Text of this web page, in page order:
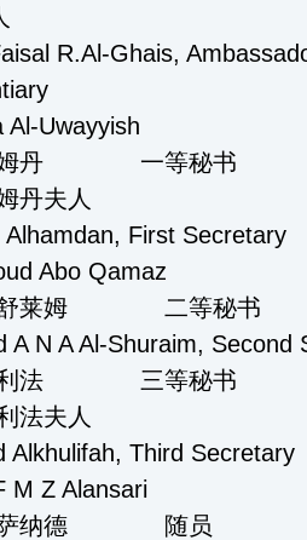
尔夫
Ghais,
Uwayyish
丹 一等秘书
夫人
First Secretary
Qamaz
·舒莱姆 二
A N A Al-
法 三等秘书
夫人
Third Secretary
Alansari
·萨纳德 随